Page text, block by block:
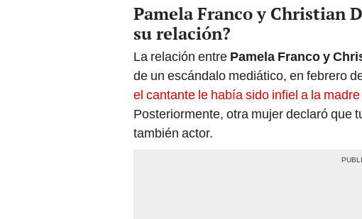
Pamela Franco y Christian
su relación?
La relación entre Pamela Franco y
de un escándalo mediático, en febrero
el cantante le había sido infiel a la
Posteriormente, otra mujer declaró que
también actor.